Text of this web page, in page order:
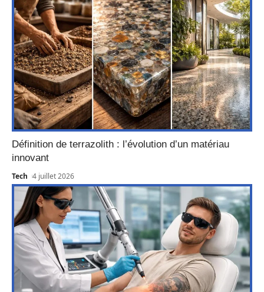
Définition de terrazolith : l’évolution d’un matériau
innovant
Tech 4 juillet 2026